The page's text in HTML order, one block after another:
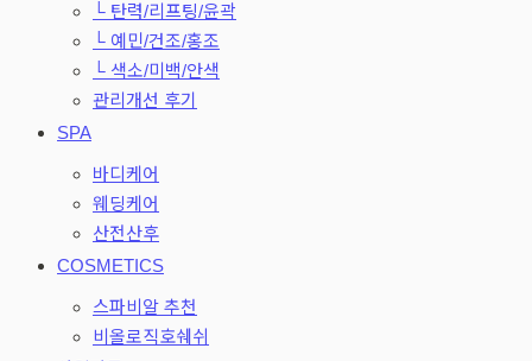
└ 탄력/리프팅/윤곽
└ 예민/건조/홍조
└ 색소/미백/안색
관리개선 후기
SPA
바디케어
웨딩케어
산전산후
COSMETICS
스파비알 추천
비올로직호쉐쉬